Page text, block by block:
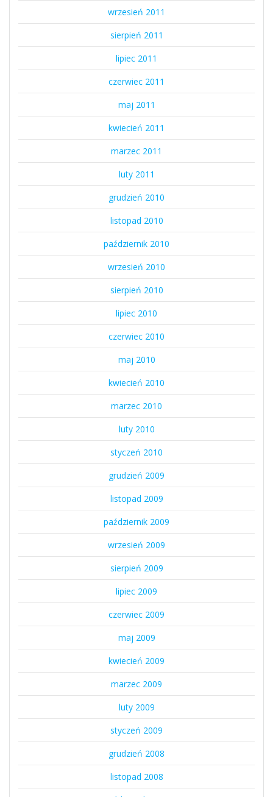
wrzesień 2011
sierpień 2011
lipiec 2011
czerwiec 2011
maj 2011
kwiecień 2011
marzec 2011
luty 2011
grudzień 2010
listopad 2010
październik 2010
wrzesień 2010
sierpień 2010
lipiec 2010
czerwiec 2010
maj 2010
kwiecień 2010
marzec 2010
luty 2010
styczeń 2010
grudzień 2009
listopad 2009
październik 2009
wrzesień 2009
sierpień 2009
lipiec 2009
czerwiec 2009
maj 2009
kwiecień 2009
marzec 2009
luty 2009
styczeń 2009
grudzień 2008
listopad 2008